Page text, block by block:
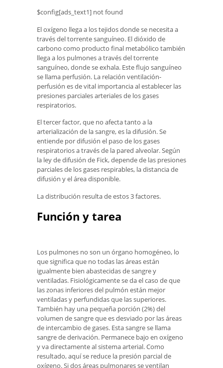
$config[ads_text1] not found
El oxígeno llega a los tejidos donde se necesita a
través del torrente sanguíneo. El dióxido de
carbono como producto final metabólico también
llega a los pulmones a través del torrente
sanguíneo, donde se exhala. Este flujo sanguíneo
se llama perfusión. La relación ventilación-
perfusión es de vital importancia al establecer las
presiones parciales arteriales de los gases
respiratorios.
El tercer factor, que no afecta tanto a la
arterialización de la sangre, es la difusión. Se
entiende por difusión el paso de los gases
respiratorios a través de la pared alveolar. Según
la ley de difusión de Fick, depende de las presiones
parciales de los gases respirables, la distancia de
difusión y el área disponible.
La distribución resulta de estos 3 factores.
Función y tarea
Los pulmones no son un órgano homogéneo, lo
que significa que no todas las áreas están
igualmente bien abastecidas de sangre y
ventiladas. Fisiológicamente se da el caso de que
las zonas inferiores del pulmón están mejor
ventiladas y perfundidas que las superiores.
También hay una pequeña porción (2%) del
volumen de sangre que es desviado por las áreas
de intercambio de gases. Esta sangre se llama
sangre de derivación. Permanece bajo en oxígeno
y va directamente al sistema arterial. Como
resultado, aquí se reduce la presión parcial de
oxígeno. Si dos áreas pulmonares se ventilan